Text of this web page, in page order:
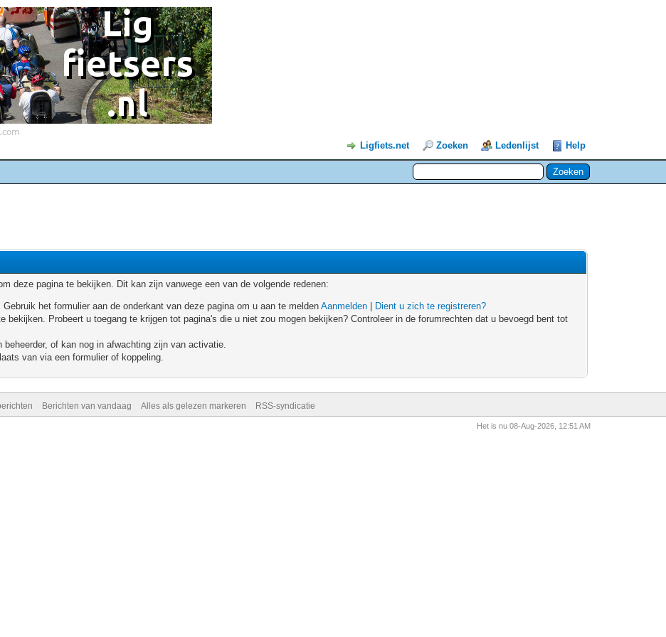
Ligfiets.net Zoeken Ledenlijst Help
deze pagina te bekijken. Dit kan zijn vanwege een van de volgende redenen:
het formulier aan de onderkant van deze pagina om u aan te meldenAanmelden
Dient u zich te registreren?
bekijken. Probeert u toegang te krijgen tot pagina's die u niet zou mogen bekijken? Controleer in de forumrechten dat u bevoegd bent tot
of kan nog in afwachting zijn van activatie.
van via een formulier of koppeling.
Berichten van vandaag Alles als gelezen markeren RSS-syndicatie
Het is nu 08-Aug-2026, 12:51 AM